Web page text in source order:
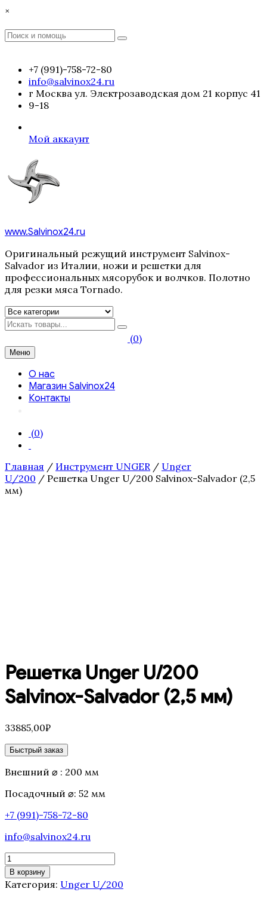
Перейти
содержимому
×
Поиск
Поиск
+7 (991)-758-72-80
info@salvinox24.ru
г Москва ул. Электрозаводская дом 21 корпус 41
9-18
Мой аккаунт
www.Salvinox24.ru
Оригинальный режущий инструмент Salvinox-
Salvador из Италии, ножи и решетки для
профессиональных мясорубок и волчков. Полотно
для резки мяса Tornado.
Искать
(0)
Меню
О нас
Магазин Salvinox24
Контакты
(0)
Главная / Инструмент UNGER / Unger
U/200 / Решетка Unger U/200 Salvinox-Salvador (2,5
мм)
Решетка Unger U/200
Salvinox-Salvador (2,5 мм)
33885,00₽
Быстрый заказ
Внешний ⌀ : 200 мм
Посадочный ⌀: 52 мм
+7 (991)-758-72-80
info@salvinox24.ru
Количество
товара
Решетка
В корзину
Категория: Unger U/200